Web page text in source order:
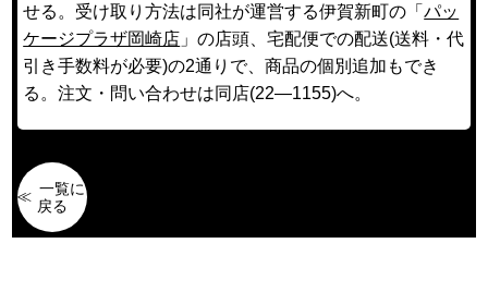
せる。受け取り方法は同社が運営する伊賀新町の「パッ
ケージプラザ岡崎店 」の店頭、宅配便での配送(送料・代
引き手数料が必要)の2通りで、商品の個別追加もでき
る。注文・問い合わせは同店(22―1155)へ。
一覧に
戻る